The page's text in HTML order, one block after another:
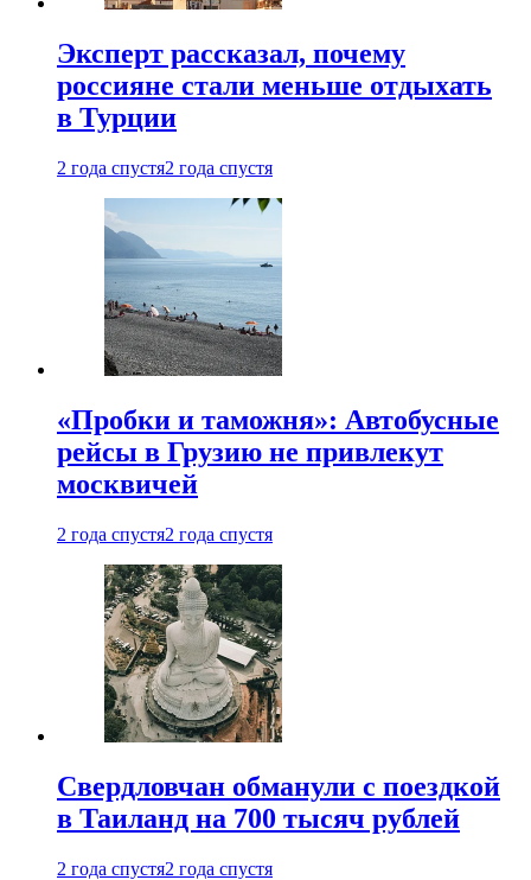
Эксперт рассказал, почему
россияне стали меньше отдыхать
в Турции
2 года спустя2 года спустя
«Пробки и таможня»: Автобусные
рейсы в Грузию не привлекут
москвичей
2 года спустя2 года спустя
Свердловчан обманули с поездкой
в Таиланд на 700 тысяч рублей
2 года спустя2 года спустя